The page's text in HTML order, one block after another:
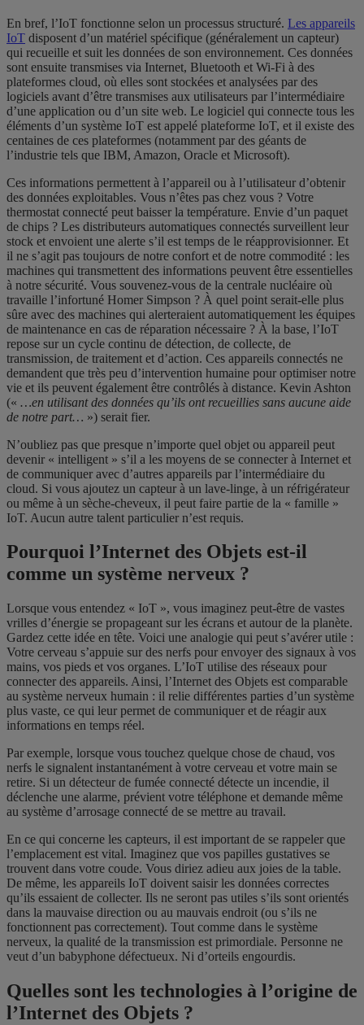
En bref, l’IoT fonctionne selon un processus structuré. Les appareils
IoT disposent d’un matériel spécifique (généralement un capteur)
qui recueille et suit les données de son environnement. Ces données
sont ensuite transmises via Internet, Bluetooth et Wi-Fi à des
plateformes cloud, où elles sont stockées et analysées par des
logiciels avant d’être transmises aux utilisateurs par l’intermédiaire
d’une application ou d’un site web. Le logiciel qui connecte tous les
éléments d’un système IoT est appelé plateforme IoT, et il existe des
centaines de ces plateformes (notamment par des géants de
l’industrie tels que IBM, Amazon, Oracle et Microsoft).
Ces informations permettent à l’appareil ou à l’utilisateur d’obtenir
des données exploitables. Vous n’êtes pas chez vous ? Votre
thermostat connecté peut baisser la température. Envie d’un paquet
de chips ? Les distributeurs automatiques connectés surveillent leur
stock et envoient une alerte s’il est temps de le réapprovisionner. Et
il ne s’agit pas toujours de notre confort et de notre commodité : les
machines qui transmettent des informations peuvent être essentielles
à notre sécurité. Vous souvenez-vous de la centrale nucléaire où
travaille l’infortuné Homer Simpson ? À quel point serait-elle plus
sûre avec des machines qui alerteraient automatiquement les équipes
de maintenance en cas de réparation nécessaire ? À la base, l’IoT
repose sur un cycle continu de détection, de collecte, de
transmission, de traitement et d’action. Ces appareils connectés ne
demandent que très peu d’intervention humaine pour optimiser notre
vie et ils peuvent également être contrôlés à distance. Kevin Ashton
(« …en utilisant des données qu’ils ont recueillies sans aucune aide
de notre part… ») serait fier.
N’oubliez pas que presque n’importe quel objet ou appareil peut
devenir « intelligent » s’il a les moyens de se connecter à Internet et
de communiquer avec d’autres appareils par l’intermédiaire du
cloud. Si vous ajoutez un capteur à un lave-linge, à un réfrigérateur
ou même à un sèche-cheveux, il peut faire partie de la « famille »
IoT. Aucun autre talent particulier n’est requis.
Pourquoi l’Internet des Objets est-il
comme un système nerveux ?
Lorsque vous entendez « IoT », vous imaginez peut-être de vastes
vrilles d’énergie se propageant sur les écrans et autour de la planète.
Gardez cette idée en tête. Voici une analogie qui peut s’avérer utile :
Votre cerveau s’appuie sur des nerfs pour envoyer des signaux à vos
mains, vos pieds et vos organes. L’IoT utilise des réseaux pour
connecter des appareils. Ainsi, l’Internet des Objets est comparable
au système nerveux humain : il relie différentes parties d’un système
plus vaste, ce qui leur permet de communiquer et de réagir aux
informations en temps réel.
Par exemple, lorsque vous touchez quelque chose de chaud, vos
nerfs le signalent instantanément à votre cerveau et votre main se
retire. Si un détecteur de fumée connecté détecte un incendie, il
déclenche une alarme, prévient votre téléphone et demande même
au système d’arrosage connecté de se mettre au travail.
En ce qui concerne les capteurs, il est important de se rappeler que
l’emplacement est vital. Imaginez que vos papilles gustatives se
trouvent dans votre coude. Vous diriez adieu aux joies de la table.
De même, les appareils IoT doivent saisir les données correctes
qu’ils essaient de collecter. Ils ne seront pas utiles s’ils sont orientés
dans la mauvaise direction ou au mauvais endroit (ou s’ils ne
fonctionnent pas correctement). Tout comme dans le système
nerveux, la qualité de la transmission est primordiale. Personne ne
veut d’un babyphone défectueux. Ni d’orteils engourdis.
Quelles sont les technologies à l’origine de
l’Internet des Objets ?